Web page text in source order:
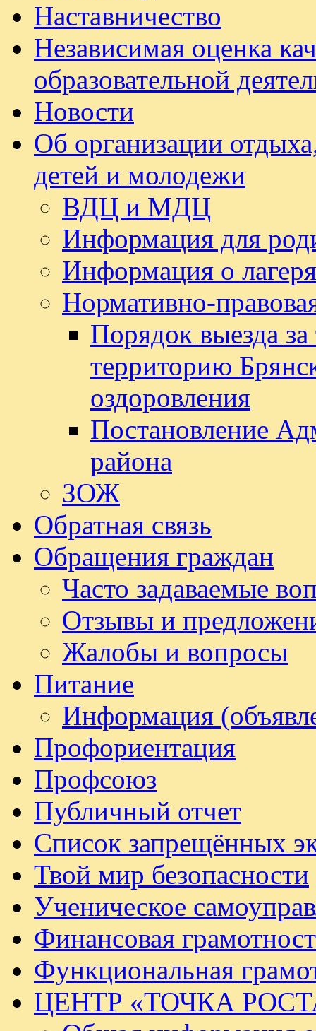
Наставничество
Независимая оценка
образовательной
Новости
Об организации
детей и молодежи
ВДЦ и МДЦ
Информация для
Информация о
Нормативно-
Порядок выезда
территорию
оздоровления
Постановление
района
ЗОЖ
Обратная связь
Обращения граждан
Часто задаваемые
Отзывы и
Жалобы и вопросы
Питание
Информация
Профориентация
Профсоюз
Публичный отчет
Список запрещённых
Твой мир безопасности
Ученическое
Финансовая
Функциональная
ЦЕНТР «ТОЧКА